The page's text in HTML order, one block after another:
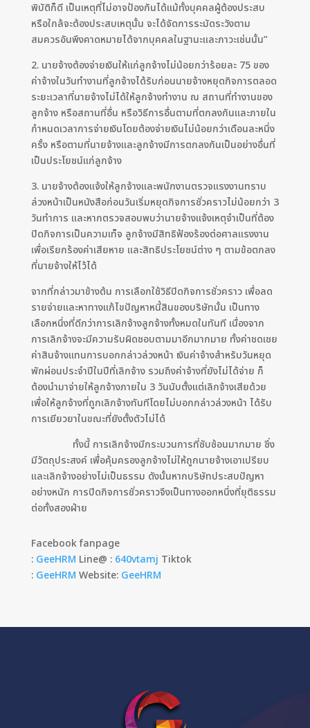
พิบัติก็ดี เป็นเหตุที่ไม่อาจป้องกันได้แม้ทั้งบุคคลผู้ต้องประสบ
หรือใกล้จะต้องประสบเหตุนั้น จะได้จัดการระมัดระวังตาม
สมควรอันพึงคาดหมายได้จากบุคคลในฐานะและภาวะเช่นนั้น”
2. นายจ้างต้องจ่ายเงินให้แก่ลูกจ้างไม่น้อยกว่าร้อยละ 75 ของ
ค่าจ้างในวันทำงานที่ลูกจ้างได้รับก่อนนายจ้างหยุดกิจการตลอด
ระยะเวลาที่นายจ้างไม่ได้ให้ลูกจ้างทำงาน ณ สถานที่ทำงานของ
ลูกจ้าง หรือสถานที่อื่น หรือวิธีการอื่นตามที่ตกลงกันและภายใน
กำหนดเวลาการจ่ายเงินโดยต้องจ่ายเงินไม่น้อยกว่าเดือนละหนึ่ง
ครั้ง หรือตามที่นายจ้างและลูกจ้างมีการตกลงกันเป็นอย่างอื่นที่
เป็นประโยชน์แก่ลูกจ้าง
3. นายจ้างต้องแจ้งให้ลูกจ้างและพนักงานตรวจแรงงานทราบ
ล่วงหน้าเป็นหนังสือก่อนวันเริ่มหยุดกิจการชั่วคราวไม่น้อยกว่า 3
วันทำการ และหากตรวจสอบพบว่านายจ้างแจ้งเหตุจำเป็นที่ต้อง
ปิดกิจการเป็นความเท็จ ลูกจ้างมีสิทธิฟ้องร้องต่อศาลแรงงาน
เพื่อเรียกร้องค่าเสียหาย และสิทธิประโยชน์ต่าง ๆ ตามข้อตกลง
ที่นายจ้างให้ไว้ได้
จากที่กล่าวมาข้างต้น การเลือกใช้วิธีปิดกิจการชั่วคราว เพื่อลด
รายจ่ายและหาทางแก้ไขปัญหาหนี้สินของบริษัทนั้น เป็นทาง
เลือกหนึ่งที่ดีกว่าการเลิกจ้างลูกจ้างทั้งหมดในทันที เนื่องจาก
การเลิกจ้างจะมีความรับผิดชอบตามมาอีกมากมาย ทั้งค่าชดเชย
ค่าสินจ้างแทนการบอกกล่าวล่วงหน้า เงินค่าจ้างสำหรับวันหยุด
พักผ่อนประจำปีในปีที่เลิกจ้าง รวมถึงค่าจ้างที่ยังไม่ได้จ่าย ก็
ต้องนำมาจ่ายให้ลูกจ้างภายใน 3 วันนับตั้งแต่เลิกจ้างเสียด้วย
เพื่อให้ลูกจ้างที่ถูกเลิกจ้างทันทีโดยไม่บอกกล่าวล่วงหน้า ได้รับ
การเยียวยาในขณะที่ยังตั้งตัวไม่ได้
ทั้งนี้ การเลิกจ้างมีกระบวนการที่ซับซ้อนมากมาย ซึ่ง
มีวัตถุประสงค์ เพื่อคุ้มครองลูกจ้างไม่ให้ถูกนายจ้างเอาเปรียบ
และเลิกจ้างอย่างไม่เป็นธรรม ดังนั้นหากบริษัทประสบปัญหา
อย่างหนัก การปิดกิจการชั่วคราวจึงเป็นทางออกหนึ่งที่ยุติธรรม
ต่อทั้งสองฝ่าย
Facebook fanpage
: GeeHRM Line@ : 640vtamj Tiktok
: GeeHRM Website: GeeHRM